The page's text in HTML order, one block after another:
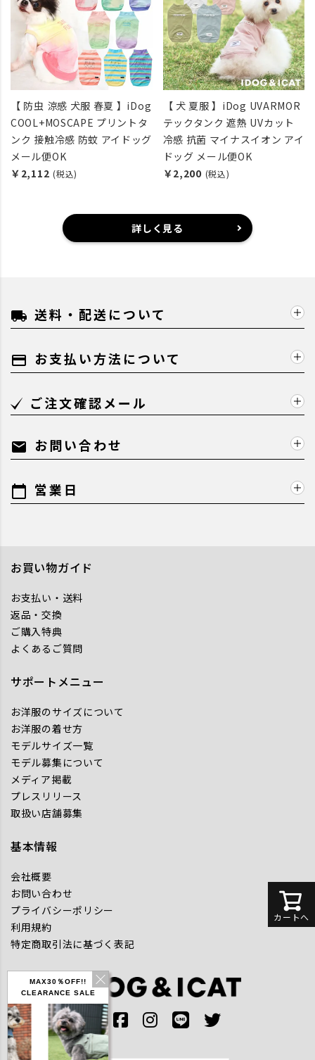
MAX30％OFF!!
CLEARANCE SALE
カートへ
【 防虫 涼感 犬服 春夏 】iDog
COOL+MOSCAPE プリントタ
ンク 接触冷感 防蚊 アイドッグ
メール便OK
￥2,112 (税込)
【 犬 夏服 】iDog UVARMOR
テックタンク 遮熱 UVカット
冷感 抗菌 マイナスイオン アイ
ドッグ メール便OK
￥2,200 (税込)
詳しく見る
local_shipping 送料・配送について
payment お支払い方法について
ご注文確認メール
mail お問い合わせ
calendar_today 営業日
お買い物ガイド
お支払い・送料
返品・交換
ご購入特典
よくあるご質問
サポートメニュー
お洋服のサイズについて
お洋服の着せ方
モデルサイズ一覧
モデル募集について
メディア掲載
プレスリリース
取扱い店舗募集
基本情報
会社概要
お問い合わせ
プライバシーポリシー
利用規約
特定商取引法に基づく表記